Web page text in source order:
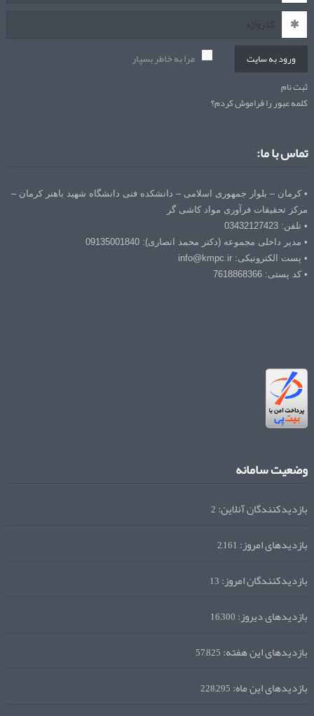
ورود به سایت مرا به خاطر بسپار
ثبت نام
کلمه عبور را فراموش کردم؟
تماس با ما:
• کرمان – بلوار جمهوری اسلامی – دانشکده فنی دانشگاه شهید باهنر کرمان –
مرکز تحقیقات فرآوری مواد کاشی گر
• تلفن: 03432127423
• مدیر داخلی مجموعه (دکتر محمد انصاری): 09135001840
• پست الکترونیکی: info@kmpc.ir
• کد پستی: 7618868366
وضعیت سامانه
بازدیدکنندگان آنلاین:2
بازدیدهای امروز:2,161
بازدیدکنندگان امروز:13
بازدیدهای دیروز:16,300
بازدیدهای این هفته:57,825
بازدیدهای این ماه:228,295